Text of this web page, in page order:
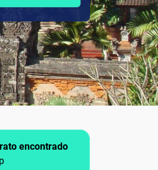
encontrado